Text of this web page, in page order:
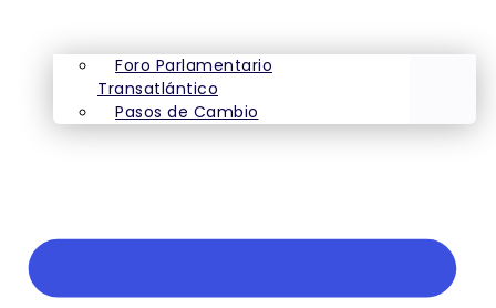
Foro Parlamentario
Transatlántico
Pasos de Cambio